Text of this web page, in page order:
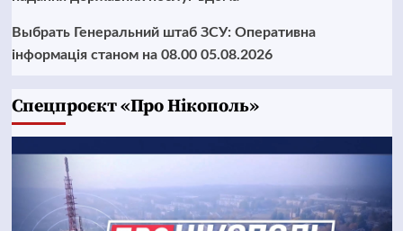
Выбрать Генеральний штаб ЗСУ: Оперативна
інформація станом на 08.00 05.08.2026
Cпецпроєкт «Про Нікополь»